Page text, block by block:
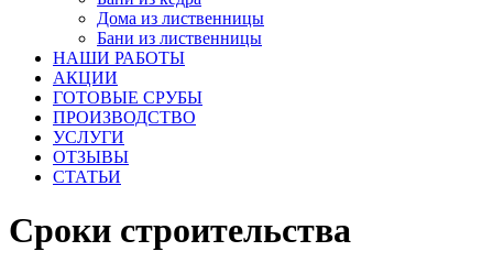
Дома из лиственницы
Бани из лиственницы
НАШИ РАБОТЫ
АКЦИИ
ГОТОВЫЕ СРУБЫ
ПРОИЗВОДСТВО
УСЛУГИ
ОТЗЫВЫ
СТАТЬИ
Сроки строительства